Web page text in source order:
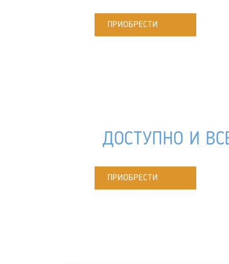
ПРИОБРЕСТИ
ДОСТУПНО И
ПРИОБРЕСТИ